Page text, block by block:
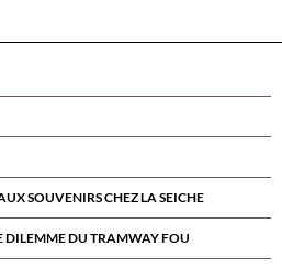
SOUVENIRS CHEZ LA SEICHE
DILEMME DU TRAMWAY FOU